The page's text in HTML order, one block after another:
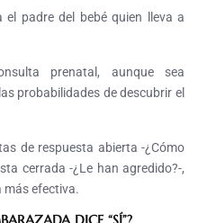
el padre del bebé quien lleva a
prenatal, aunque sea
probabilidades de descubrir el
de respuesta abierta -¿Cómo
cerrada -¿Le han agredido?-,
más efectiva.